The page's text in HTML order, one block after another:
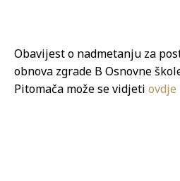
Obavijest o nadmetanju za
obnova zgrade B Osnovne
Pitomača može se vidjeti ovdje